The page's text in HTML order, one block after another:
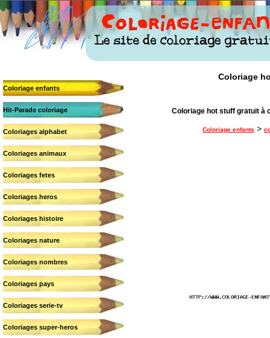
Coloriage enfants
Hit-Parade coloriage
Coloriages alphabet
Coloriages animaux
Coloriages fetes
Coloriages heros
Coloriages histoire
Coloriages nature
Coloriages nombres
Coloriages pays
Coloriages serie-tv
Coloriages super-heros
Coloriage
Coloriage hot stuff gratuit à
Coloriage enfants >